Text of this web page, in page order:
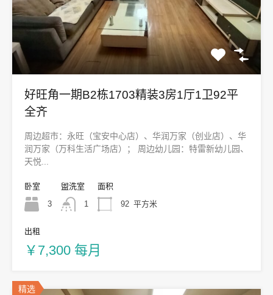
好旺角一期B2栋1703精装3房1厅1卫92平
全齐
周边超市：永旺（宝安中心店）、华润万家（创业店）、华
润万家（万科生活广场店）； 周边幼儿园：特雷新幼儿园、
天悦...
卧室
3
盥洗室
1
面积
92 平方米
出租
￥7,300 每月
精选